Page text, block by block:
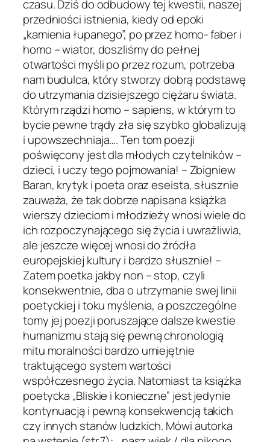
czasu. Dziś do odbudowy tej kwestii, naszej
przedniości istnienia, kiedy od epoki
„kamienia łupanego”, po przez homo- faber i
homo – wiator, doszliśmy do pełnej
otwartości myśli po przez rozum, potrzeba
nam budulca, który stworzy dobrą podstawę
do utrzymania dzisiejszego ciężaru świata.
Którym rządzi homo – sapiens, w którym to
bycie pewne trądy zła się szybko globalizują
i upowszechniaja…. Ten tom poezji
poświęcony jest dla młodych czytelników –
dzieci, i uczy tego pojmowania! – Zbigniew
Baran, krytyk i poeta oraz eseista, słusznie
zauważa, że tak dobrze napisana książka
wierszy dzieciom i młodzieży wnosi wiele do
ich rozpoczynającego się życia i uwrażliwia,
ale jeszcze więcej wnosi do źródła
europejskiej kultury i bardzo słusznie! –
Zatem poetka jakby non – stop, czyli
konsekwentnie, dba o utrzymanie swej linii
poetyckiej i toku myślenia, a poszczególne
tomy jej poezji poruszające dalsze kwestie
humanizmu stają się pewną chronologią
mitu moralności bardzo umiejętnie
traktującego system wartości
współczesnego życia. Natomiast ta książka
poetycka „Bliskie i konieczne” jest jedynie
kontynuacją i pewną konsekwencją takich
czy innych stanów ludzkich. Mówi autorka